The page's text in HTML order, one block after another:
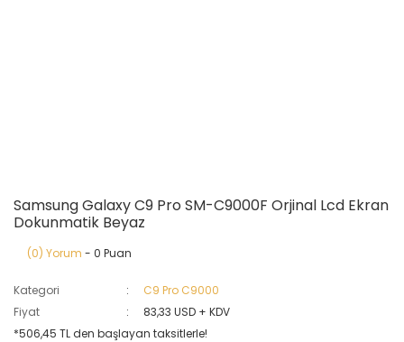
Samsung Galaxy C9 Pro SM-C9000F Orjinal Lcd Ekran
Dokunmatik Beyaz
(0) Yorum - 0 Puan
Kategori
C9 Pro C9000
Fiyat
83,33 USD + KDV
*506,45 TL den başlayan taksitlerle!